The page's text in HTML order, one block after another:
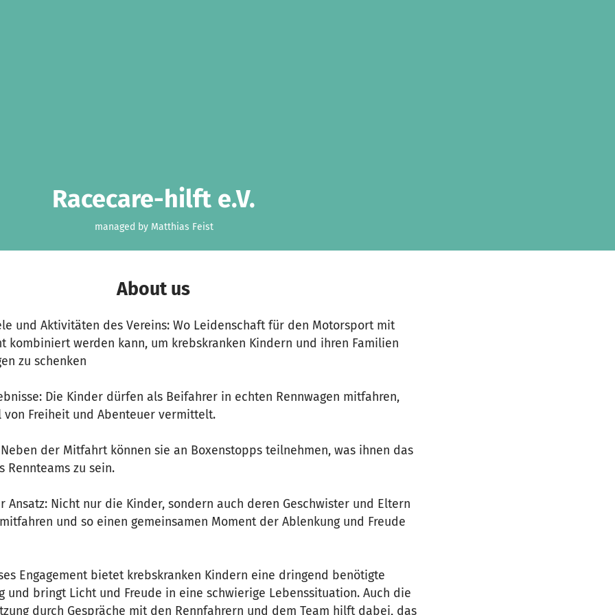
Racecare-hilft e.V.
managed by Matthias Feist
About us
und Aktivitäten des Vereins: Wo Leidenschaft für den Motorsport mit
kombiniert werden kann, um krebskranken Kindern und ihren Familien
zu schenken
Die Kinder dürfen als Beifahrer in echten Rennwagen mitfahren,
von Freiheit und Abenteuer vermittelt.
der Mitfahrt können sie an Boxenstopps teilnehmen, was ihnen das
Rennteams zu sein.
Ansatz: Nicht nur die Kinder, sondern auch deren Geschwister und Eltern
und so einen gemeinsamen Moment der Ablenkung und Freude
Engagement bietet krebskranken Kindern eine dringend benötigte
und bringt Licht und Freude in eine schwierige Lebenssituation. Auch die
durch Gespräche mit den Rennfahrern und dem Team hilft dabei, das